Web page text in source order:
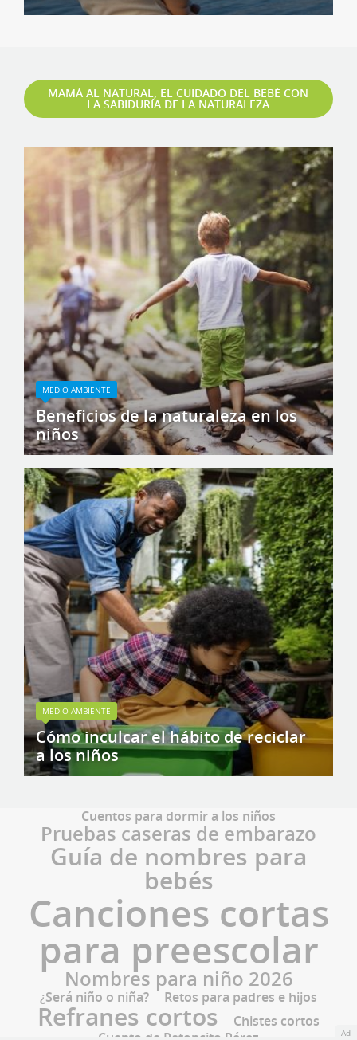
MAMÁ AL NATURAL, EL CUIDADO DEL BEBÉ CON
LA SABIDURÍA DE LA NATURALEZA
MEDIO AMBIENTE
Beneficios de la naturaleza en los
niños
MEDIO AMBIENTE
Cómo inculcar el hábito de reciclar
a los niños
Cuentos para dormir a los niños
Pruebas caseras de embarazo
Guía de nombres para
bebés
Canciones cortas
para preescolar
Nombres para niño 2026
¿Será niño o niña? Retos para padres e hijos
Refranes cortos
Chistes cortos
Ad